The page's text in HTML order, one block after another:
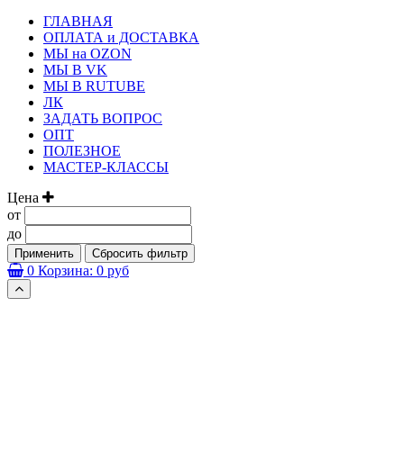
ГЛАВНАЯ
ОПЛАТА и ДОСТАВКА
МЫ на OZON
МЫ В VK
МЫ В RUTUBE
ЛК
ЗАДАТЬ ВОПРОС
ОПТ
ПОЛЕЗНОЕ
МАСТЕР-КЛАССЫ
Цена
от
до
Применить Сбросить фильтр
0 Корзина: 0 руб